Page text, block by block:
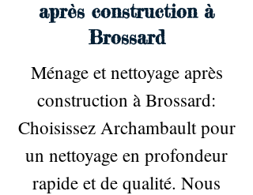
après construction à
Brossard
Ménage et nettoyage après
construction à Brossard:
Choisissez Archambault pour
un nettoyage en profondeur
rapide et de qualité. Nous